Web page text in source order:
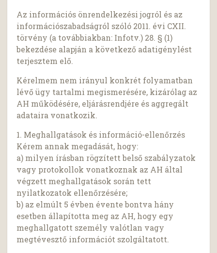
Az információs önrendelkezési jogról és az
információszabadságról szóló 2011. évi CXII.
törvény (a továbbiakban: Infotv.) 28. § (1)
bekezdése alapján a következő adatigénylést
terjesztem elő.
Kérelmem nem irányul konkrét folyamatban
lévő ügy tartalmi megismerésére, kizárólag az
AH működésére, eljárásrendjére és aggregált
adataira vonatkozik.
1. Meghallgatások és információ-ellenőrzés
Kérem annak megadását, hogy:
a) milyen írásban rögzített belső szabályzatok
vagy protokollok vonatkoznak az AH által
végzett meghallgatások során tett
nyilatkozatok ellenőrzésére;
b) az elmúlt 5 évben évente bontva hány
esetben állapította meg az AH, hogy egy
meghallgatott személy valótlan vagy
megtévesztő információt szolgáltatott.